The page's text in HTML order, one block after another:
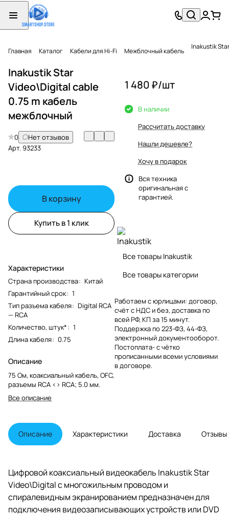
Главная Каталог Кабели для Hi-Fi Межблочный кабель Inakustik
Inakustik Star
Video\Digital cable
0.75 m кабель
межблочный
0
Нет отзывов
Арт.93233
В корзину
Купить в 1 клик
Характеристики
Страна производства: Китай
Гарантийный срок: 1
Тип разъема кабеля: Digital RCA
— RCA
Количество, штук*: 1
Длина кабеля: 0.75
Описание
75 Ом, коаксиальный кабель, OFC,
разъемы RCA <> RCA; 5.0 мм.
Все описание
1 480 ₽/шт
В наличии
Рассчитать доставку
Нашли дешевле?
Хочу в подарок
Вся техника
оригинальная с
гарантией.
Все товары Inakustik
Все товары категории
Работаем с юрлицами: договор,
счёт с НДС и без, доставка по
всей РФ, КП за 15 минут.
Поддержка по 223-ФЗ, 44-ФЗ,
электронный документооборот.
Постоплата- с чётко
прописанными всеми условиями
в договоре.
Описание Характеристики Доставка Отзывы
Цифровой коаксиальный видеокабель Inakustik Star
Video\Digital с многожильным проводом и
спиралевидным экранированием предназначен для
подключения видеозаписывающих устройств или DVD